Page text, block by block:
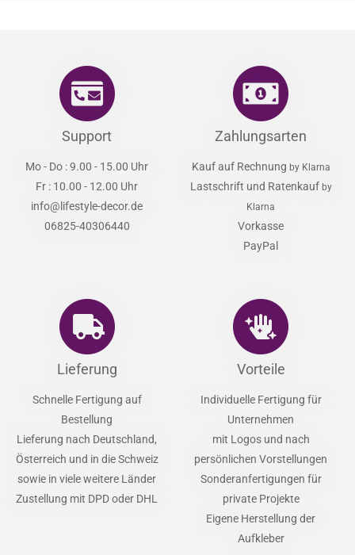
Support
Mo - Do : 9.00 - 15.00 Uhr
Fr : 10.00 - 12.00 Uhr
info@lifestyle-decor.de
06825-40306440
Zahlungsarten
Kauf auf Rechnung by Klarna
Lastschrift und Ratenkauf by
Klarna
Vorkasse
PayPal
Lieferung
Schnelle Fertigung auf
Bestellung
Lieferung nach Deutschland,
Österreich und in die Schweiz
sowie in viele weitere Länder
Zustellung mit DPD oder DHL
Vorteile
Individuelle Fertigung für
Unternehmen
mit Logos und nach
persönlichen Vorstellungen
Sonderanfertigungen für
private Projekte
Eigene Herstellung der
Aufkleber